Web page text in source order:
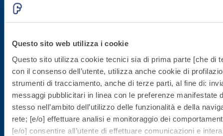
Questo sito web utilizza i cookie
Questo sito utilizza cookie tecnici sia di prima parte [che di
con il consenso dell’utente, utilizza anche cookie di
strumenti di tracciamento, anche di terze parti, al fine di:
messaggi pubblicitari in linea con le preferenze manifestate
stesso nell’ambito dell’utilizzo delle funzionalità e della
rete; [e/o] effettuare analisi e monitoraggio dei
[e/o] consentire all’utente di effettuare comunicazioni e
Iscriviti alla newsletter
Rimani aggiornato con le ultime novità di Fassa Bortolo